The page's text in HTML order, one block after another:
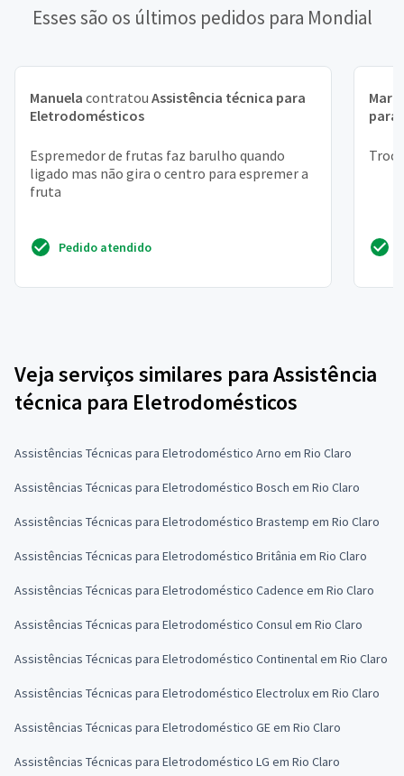
Esses são os últimos pedidos para Mondial
Manuela contratou Assistência técnica para
Eletrodomésticos
Espremedor de frutas faz barulho quando
ligado mas não gira o centro para espremer a
fruta
Pedido atendido
para
Veja serviços similares para Assistência
técnica para Eletrodomésticos
Assistências Técnicas para Eletrodoméstico Arno em Rio Claro
Assistências Técnicas para Eletrodoméstico Bosch em Rio Claro
Assistências Técnicas para Eletrodoméstico Brastemp em Rio Claro
Assistências Técnicas para Eletrodoméstico Britânia em Rio Claro
Assistências Técnicas para Eletrodoméstico Cadence em Rio Claro
Assistências Técnicas para Eletrodoméstico Consul em Rio Claro
Assistências Técnicas para Eletrodoméstico Continental em Rio Claro
Assistências Técnicas para Eletrodoméstico Electrolux em Rio Claro
Assistências Técnicas para Eletrodoméstico GE em Rio Claro
Assistências Técnicas para Eletrodoméstico LG em Rio Claro